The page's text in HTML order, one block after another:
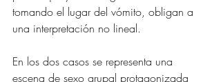
tomando el lugar del vómito, obligan a
una interpretación no lineal.
En los dos casos se representa una
escena de sexo grupal protagonizada